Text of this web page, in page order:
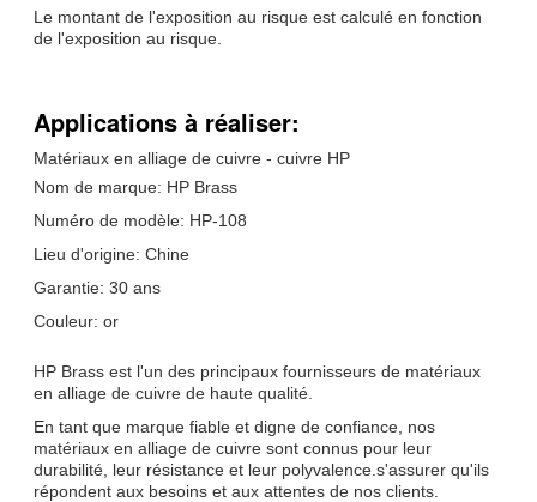
Le montant de l'exposition au risque est calculé en fonction
de l'exposition au risque.
Applications à réaliser:
Matériaux en alliage de cuivre - cuivre HP
Nom de marque: HP Brass
Numéro de modèle: HP-108
Lieu d'origine: Chine
Garantie: 30 ans
Couleur: or
HP Brass est l'un des principaux fournisseurs de matériaux
en alliage de cuivre de haute qualité.
En tant que marque fiable et digne de confiance, nos
matériaux en alliage de cuivre sont connus pour leur
durabilité, leur résistance et leur polyvalence.s'assurer qu'ils
répondent aux besoins et aux attentes de nos clients.